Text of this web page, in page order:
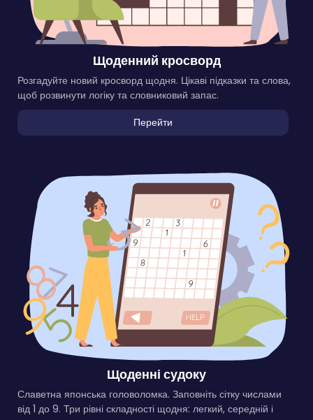
Щоденний кросворд
Розгадуйте новий кросворд щодня. Цікаві підказки та слова,
щоб розвинути логіку та словниковий запас.
Перейти
Щоденні судоку
Славетна японська головоломка. Заповніть сітку числами
від 1 до 9. Три рівні складності щодня: легкий, середній і